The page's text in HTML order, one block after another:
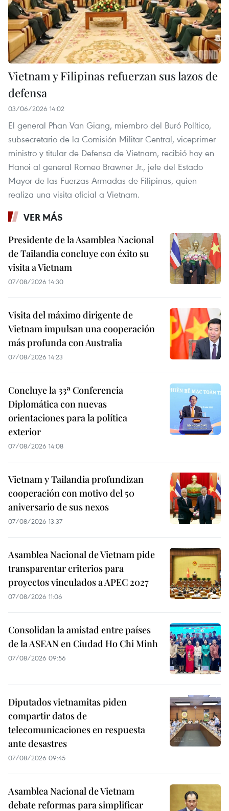
Vietnam y Filipinas refuerzan sus lazos de
defensa
03/06/2026 14:02
El general Phan Van Giang, miembro del Buró Político,
subsecretario de la Comisión Militar Central, viceprimer
ministro y titular de Defensa de Vietnam, recibió hoy en
Hanoi al general Romeo Brawner Jr., jefe del Estado
Mayor de las Fuerzas Armadas de Filipinas, quien
realiza una visita oficial a Vietnam.
VER MÁS
Presidente de la Asamblea Nacional
de Tailandia concluye con éxito su
visita a Vietnam
07/08/2026 14:30
Visita del máximo dirigente de
Vietnam impulsan una cooperación
más profunda con Australia
07/08/2026 14:23
Concluye la 33ª Conferencia
Diplomática con nuevas
orientaciones para la política
exterior
07/08/2026 14:08
Vietnam y Tailandia profundizan
cooperación con motivo del 50
aniversario de sus nexos
07/08/2026 13:37
Asamblea Nacional de Vietnam pide
transparentar criterios para
proyectos vinculados a APEC 2027
07/08/2026 11:06
Consolidan la amistad entre países
de la ASEAN en Ciudad Ho Chi Minh
07/08/2026 09:56
Diputados vietnamitas piden
compartir datos de
telecomunicaciones en respuesta
ante desastres
07/08/2026 09:45
Asamblea Nacional de Vietnam
debate reformas para simplificar